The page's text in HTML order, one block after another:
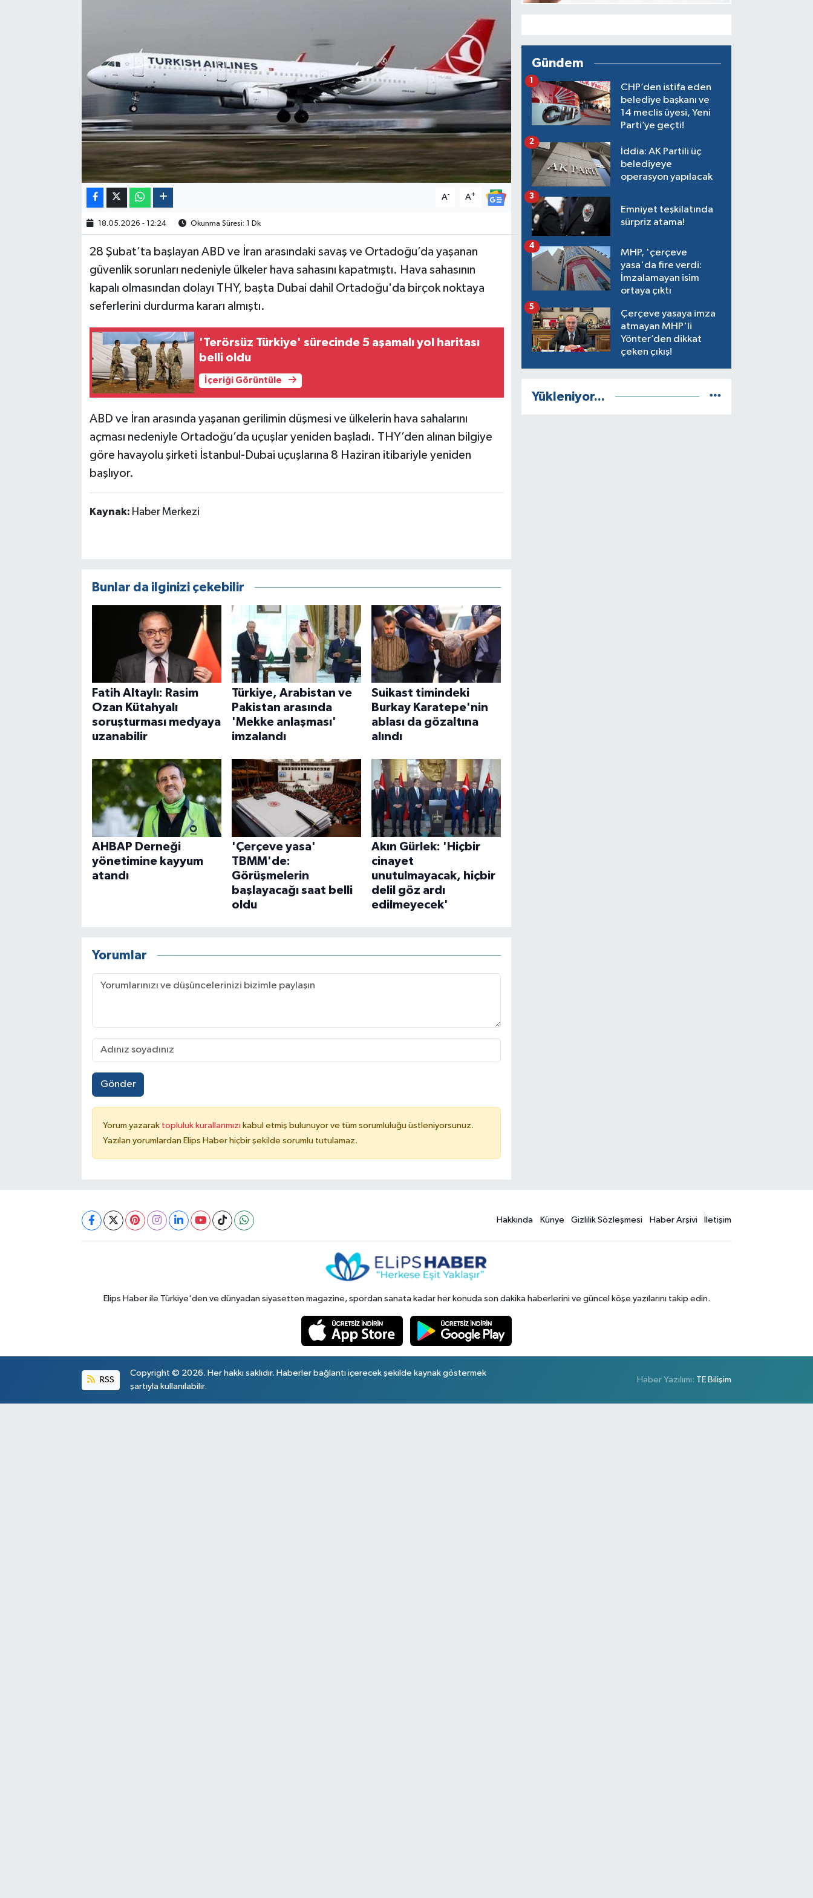
A- A+
18.05.2026 - 12:24 Okunma Süresi: 1 Dk
28 Şubat’ta başlayan ABD ve İran arasındaki savaş ve Ortadoğu’da yaşanan
güvenlik sorunları nedeniyle ülkeler hava sahasını kapatmıştı. Hava sahasının
kapalı olmasından dolayı THY, başta Dubai dahil Ortadoğu'da birçok noktaya
seferlerini durdurma kararı almıştı.
'Terörsüz Türkiye' sürecinde 5 aşamalı yol haritası
belli oldu
İçeriği Görüntüle
ABD ve İran arasında yaşanan gerilimin düşmesi ve ülkelerin hava sahalarını
açması nedeniyle Ortadoğu’da uçuşlar yeniden başladı. THY’den alınan bilgiye
göre havayolu şirketi İstanbul-Dubai uçuşlarına 8 Haziran itibariyle yeniden
başlıyor.
Kaynak: Haber Merkezi
Bunlar da ilginizi çekebilir
Fatih Altaylı: Rasim
Ozan Kütahyalı
soruşturması medyaya
uzanabilir
Türkiye, Arabistan ve
Pakistan arasında
'Mekke anlaşması'
imzalandı
Suikast timindeki
Burkay Karatepe'nin
ablası da gözaltına
alındı
AHBAP Derneği
yönetimine kayyum
atandı
'Çerçeve yasa'
TBMM'de:
Görüşmelerin
başlayacağı saat belli
oldu
Akın Gürlek: 'Hiçbir
cinayet
unutulmayacak, hiçbir
delil göz ardı
edilmeyecek'
Yorumlar
Gönder
Yorum yazarak topluluk kurallarımızı kabul etmiş bulunuyor ve tüm sorumluluğu üstleniyorsunuz.
Yazılan yorumlardan Elips Haber hiçbir şekilde sorumlu tutulamaz.
Gündem
CHP’den istifa eden
belediye başkanı ve
14 meclis üyesi, Yeni
Parti’ye geçti!
1
İddia: AK Partili üç
belediyeye
operasyon yapılacak
2
Emniyet teşkilatında
sürpriz atama!
3
MHP, 'çerçeve
yasa'da fire verdi:
İmzalamayan isim
ortaya çıktı
4
Çerçeve yasaya imza
atmayan MHP'li
Yönter’den dikkat
çeken çıkış!
5
Yükleniyor...
Hakkında Künye Gizlilik Sözleşmesi Haber Arşivi İletişim
Elips Haber ile Türkiye'den ve dünyadan siyasetten magazine, spordan sanata kadar her konuda son dakika haberlerini ve güncel köşe yazılarını takip edin.
RSS
Copyright © 2026. Her hakkı saklıdır. Haberler bağlantı içerecek şekilde kaynak göstermek
şartıyla kullanılabilir.
Haber Yazılımı: TE Bilişim
Çalışma Hayatı
2024 Seçim Sonuçları